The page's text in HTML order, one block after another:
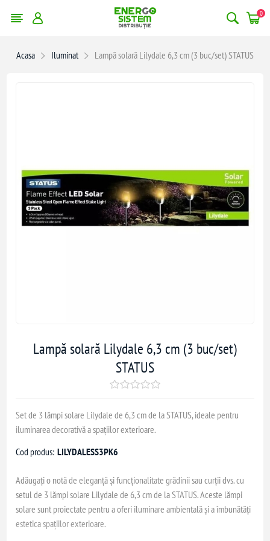
0
Acasa Iluminat Lampă solară Lilydale 6,3 cm (3 buc/set) STATUS
Lampă solară Lilydale 6,3 cm (3 buc/set)
STATUS
Set de 3 lămpi solare Lilydale de 6,3 cm de la STATUS, ideale pentru
iluminarea decorativă a spațiilor exterioare.
Cod produs: LILYDALESS3PK6
Adăugați o notă de eleganță și funcționalitate grădinii sau curții dvs. cu
setul de 3 lămpi solare Lilydale de 6,3 cm de la STATUS. Aceste lămpi
solare sunt proiectate pentru a oferi iluminare ambientală și a îmbunătăți
estetica spațiilor exterioare.